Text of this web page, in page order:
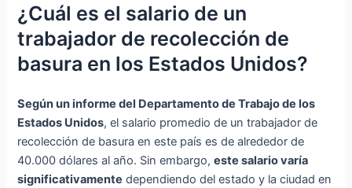
¿Cuál es el salario de un
trabajador de recolección de
basura en los Estados Unidos?
Según un informe del Departamento de Trabajo de los
Estados Unidos, el salario promedio de un trabajador de
recolección de basura en este país es de alrededor de
40.000 dólares al año. Sin embargo,este salario varía
significativamente dependiendo del estado y la ciudad en